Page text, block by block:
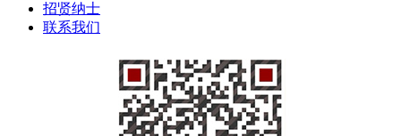
招贤纳士
联系我们